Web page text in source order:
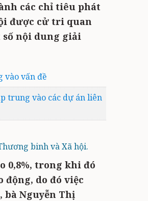
các chỉ tiêu phát
được cử tri quan
số nội dung giải
vào vấn đề
trung vào các dự án liên
binh và Xã hội.
0,8%, trong khi đó
động, do đó việc
Nguyễn Thị